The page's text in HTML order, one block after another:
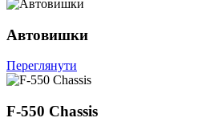
Автовишки
Переглянути
F-550 Chassis